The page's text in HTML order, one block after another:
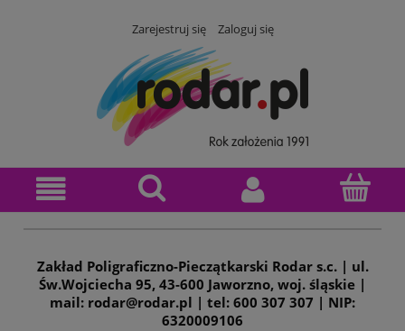
Zarejestruj się Zaloguj się
Zakład Poligraficzno-Pieczątkarski Rodar s.c. | ul.
Św.Wojciecha 95, 43-600 Jaworzno, woj. śląskie |
mail: rodar@rodar.pl | tel: 600 307 307 | NIP:
6320009106